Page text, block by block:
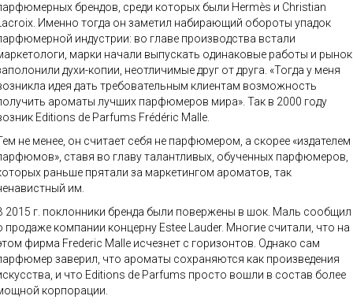
брендов, среди которых были Hermès и Christian
Именно тогда он заметил набирающий обороты упадок
индустрии: во главе производства встали
марки начали выпускать одинаковые работы и рынок
духи-копии, неотличимые друг от друга. «Тогда у меня
идея дать требовательным клиентам возможность
ароматы лучших парфюмеров мира». Так в 2000 году
Editions de Parfums Frédéric Malle.
не менее, он считает себя не парфюмером, а скорее «издателем
ставя во главу талантливых, обученных парфюмеров,
раньше прятали за маркетингом ароматов, так
им.
2015 г. поклонники бренда были повержены в шок. Маль сообщил
продаже компании концерну Estee Lauder. Многие считали, что на
фирма Frederic Malle исчезнет с горизонтов. Однако сам
заверил, что ароматы сохраняются как произведения
и что Editions de Parfums просто вошли в состав более
корпорации.